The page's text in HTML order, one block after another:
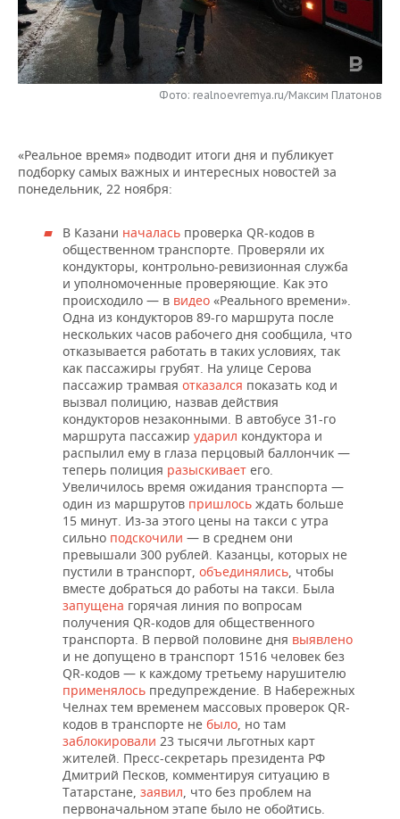
НЕФТЕХИМИЯ
НЕФТЬ
ОПК
РОЗНИЧНАЯ ТОРГОВЛЯ
ТРАНСПОРТ
НОВОСТИ ТЕХНОЛОГИЙ
IT
ТЕЛЕКОММУНИКАЦИИ
МЕРОПРИЯТИЯ
НОВОСТИ МЕРОПРИЯТИЙ
БИЗНЕС-БРАНЧИ
ONLINE-КОНФЕРЕНЦИИ
ОТКРЫТАЯ ЛЕКЦИЯ
СПОРТ
ФУТБОЛ
ХОККЕЙ
БАСКЕТБОЛ
ВОЛЕЙБОЛ
КИБЕРСПОРТ
ФИГУРНОЕ КАТАНИЕ
ВОДНЫЕ ВИДЫ СПОРТА
ХОККЕЙ С МЯЧОМ
НОВОСТИ ОБЩЕСТВА
ВЛАСТЬ
ИНФРАСТРУКТУРА
ИСТОРИЯ
КУЛЬТУРА
МЕДИЦИНА
ОБРАЗОВАНИЕ
ПРОИСШЕСТВИЯ
ФОТОГАЛЕРЕЯ
СЮЖЕТЫ
СПРАВОЧНИК
СПИСОК ПЕРСОН
СПИСОК КОМПАНИЙ
ПОЛНАЯ ВЕРСИЯ
Фото: realnoevremya.ru/Максим Платонов
«Реальное время» подводит итоги дня и публикует
подборку самых важных и интересных новостей за
понедельник, 22 ноября:
В Казани началась проверка QR-кодов в
общественном транспорте. Проверяли их
кондукторы, контрольно-ревизионная служба
и уполномоченные проверяющие. Как это
происходило — в видео «Реального времени».
Одна из кондукторов 89-го маршрута после
нескольких часов рабочего дня сообщила, что
отказывается работать в таких условиях, так
как пассажиры грубят. На улице Серова
пассажир трамвая отказался показать код и
вызвал полицию, назвав действия
кондукторов незаконными. В автобусе 31-го
маршрута пассажир ударил кондуктора и
распылил ему в глаза перцовый баллончик —
теперь полиция разыскивает его.
Увеличилось время ожидания транспорта —
один из маршрутов пришлось ждать больше
15 минут. Из-за этого цены на такси с утра
сильно подскочили — в среднем они
превышали 300 рублей. Казанцы, которых не
пустили в транспорт, объединялись, чтобы
вместе добраться до работы на такси. Была
запущена горячая линия по вопросам
получения QR-кодов для общественного
транспорта. В первой половине дня выявлено
и не допущено в транспорт 1516 человек без
QR-кодов — к каждому третьему нарушителю
применялось предупреждение. В Набережных
Челнах тем временем массовых проверок QR-
кодов в транспорте не было, но там
заблокировали 23 тысячи льготных карт
жителей. Пресс-секретарь президента РФ
Дмитрий Песков, комментируя ситуацию в
Татарстане, заявил, что без проблем на
первоначальном этапе было не обойтись.